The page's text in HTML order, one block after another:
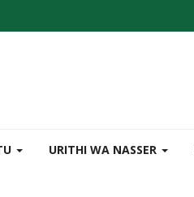
URITHI WA NASSER